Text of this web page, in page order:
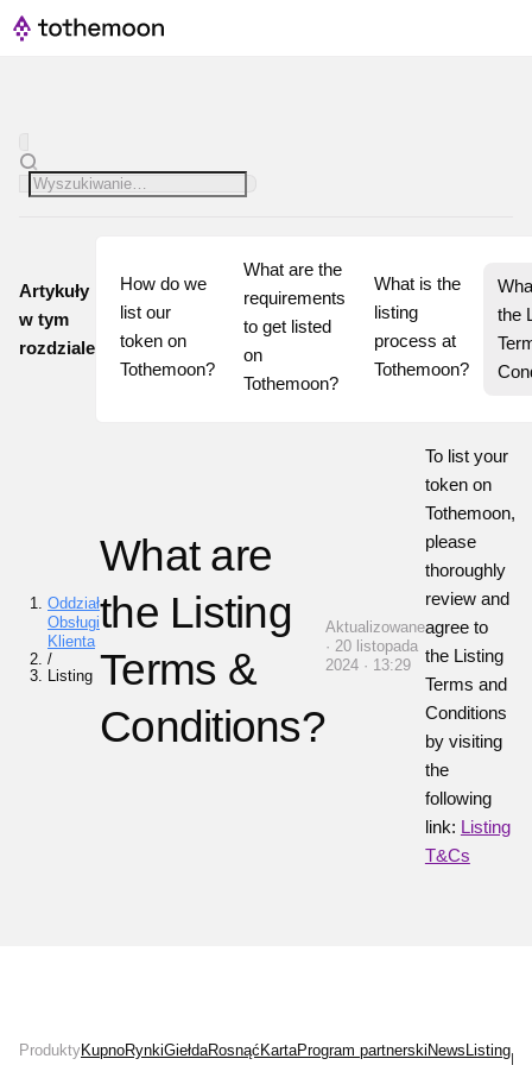
Artykuły
w tym
rozdziale
How do we
list our
token on
Tothemoon?
What are the
requirements
to get listed
on
Tothemoon?
What is the
listing
process at
Tothemoon?
the
Oddział
Obsługi
Klienta
/
Listing
What are
the Listing
Terms &
Conditions?
Aktualizowane
· 20 listopada
2024 · 13:29
To list your
token on
Tothemoon,
please
thoroughly
review and
agree to
the Listing
Terms and
Conditions
by visiting
the
following
link: Listing
T&Cs
ProduktyKupnoRynkiGiełdaRosnąć KartaProgram partnerski News Listing